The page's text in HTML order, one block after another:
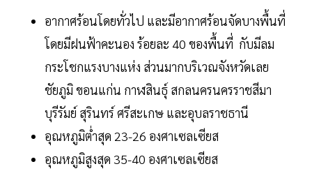
อากาศร้อนโดยทั่วไป และมีอากาศร้อนจัดบางพื้นที่
โดยมีฝนฟ้าคะนอง ร้อยละ 40 ของพื้นที่ กับมีลม
กระโชกแรงบางแห่ง ส่วนมากบริเวณจังหวัดเลย
ชัยภูมิ ขอนแก่น กาฬสินธุ์ สกลนครนครราชสีมา
บุรีรัมย์ สุรินทร์ ศรีสะเกษ และอุบลราชธานี
อุณหภูมิต่ำสุด 23-26 องศาเซลเซียส
อุณหภูมิสูงสุด 35-40 องศาเซลเซียส